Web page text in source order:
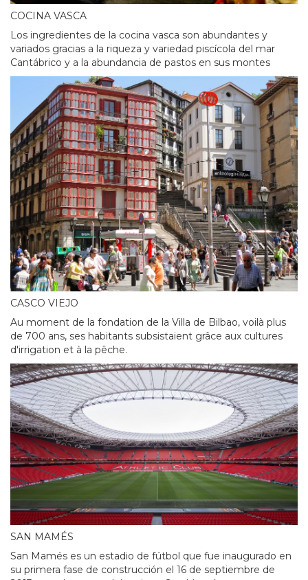
COCINA VASCA
Los ingredientes de la cocina vasca son abundantes y
variados gracias a la riqueza y variedad piscícola del mar
Cantábrico y a la abundancia de pastos en sus montes
CASCO VIEJO
Au moment de la fondation de la Villa de Bilbao, voilà plus
de 700 ans, ses habitants subsistaient grâce aux cultures
d'irrigation et à la pêche.
SAN MAMÉS
San Mamés es un estadio de fútbol que fue inaugurado en
su primera fase de construcción el 16 de septiembre de